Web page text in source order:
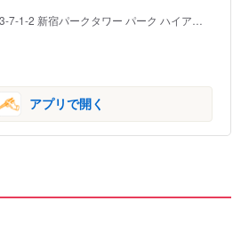
新宿パークタワー パーク ハイアット 東京 41F
アプリで開く